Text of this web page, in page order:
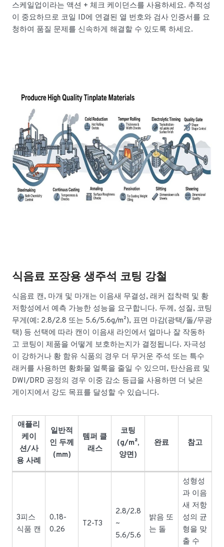
스케일업이라는 액션 + 체크 케이던스를 사용하세요. 추적성
이 중요하므로 코일 ID에 연결된 열 번호와 검사 인증서를 요
청하여 품질 문제를 신속하게 해결할 수 있도록 하세요.
식음료 포장용 생주석 코팅 강철
식음료 캔, 마개 및 마개는 이음새 무결성, 래커 접착력 및 황
저항성에서 예측 가능한 성능을 요구합니다. 두께, 성질, 코팅
무게(예: 2.8/2.8 또는 5.6/5.6g/m²), 표면 마감(광택/돌/무광
택) 등 선택에 따라 캔이 이음새 라인에서 얼마나 잘 작동하
고 코팅이 제품을 어떻게 보호하는지가 결정됩니다. 자극성
이 강하거나 황 함유 식품의 경우 더 무거운 주석 또는 특수
래커를 사용하면 황화물 얼룩을 줄일 수 있으며, 탄산음료 및
DWI/DRD 공정의 경우 이중 감소 등급을 사용하면 더 낮은
게이지에서 강도 목표를 달성할 수 있습니다.
애플리
케이
션/사
용 사례
일반적
인 두께
(mm)
템퍼 클
래스
코팅
(g/m²,
양면)
완료 참고
3피스
식품 캔
0.18-
0.26
T2-T3
2.8/2.8
~
5.6/5.6
밝음 또
는 돌
성형성
과 이음
새 저항
성의 균
형을 맞
출 수